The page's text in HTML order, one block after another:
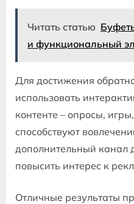
Читать статью
и функциональный
Для достижения
использовать
контенте – опросы,
способствуют
дополнительный канал
повысить интерес к
Отличные результаты